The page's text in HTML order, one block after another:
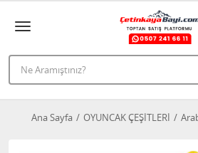
Ana Sayfa OYUNCAK ÇEŞİTLERİ